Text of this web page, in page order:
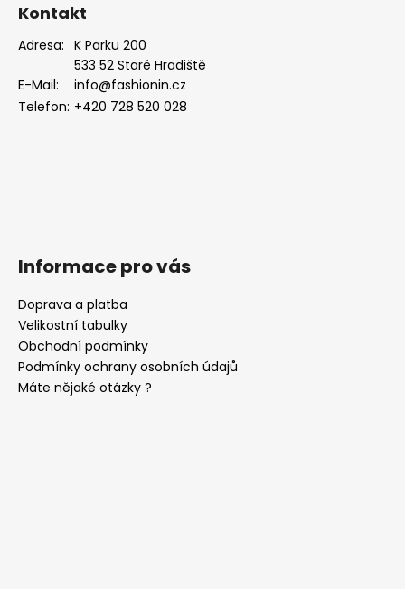
Kontakt
Adresa: K Parku 200
533 52 Staré Hradiště
E-Mail:
info@fashionin.cz
Telefon: +420 728 520 028
Informace pro vás
Doprava a platba
Velikostní tabulky
Obchodní podmínky
Podmínky ochrany osobních údajů
Máte nějaké otázky ?